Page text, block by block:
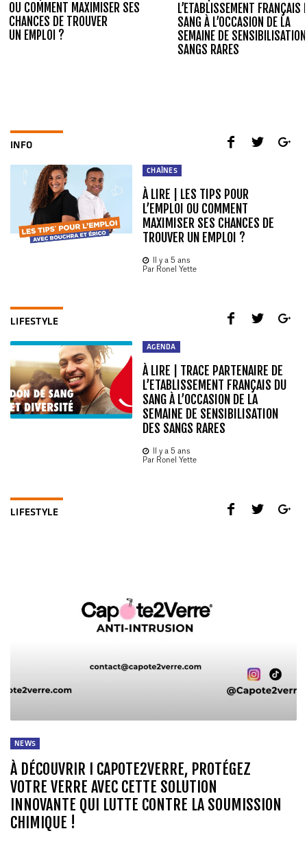
OU COMMENT MAXIMISER SES
CHANCES DE TROUVER
UN EMPLOI ?
L’ETABLISSEMENT FRANÇAIS
SANG À L’OCCASION DE LA
SEMAINE DE
SANGS RARES
INFO
CHAÎNES
À LIRE | LES TIPS POUR
L’EMPLOI OU COMMENT
MAXIMISER SES CHANCES DE
TROUVER UN EMPLOI ?
Il y a 5 ans
Par Ronel Yette
LIFESTYLE
AGENDA
À LIRE | TRACE PARTENAIRE DE
L’ETABLISSEMENT FRANÇAIS DU
SANG À L’OCCASION DE LA
SEMAINE DE SENSIBILISATION
DES SANGS RARES
Il y a 5 ans
Par Ronel Yette
LIFESTYLE
NEWS
À DÉCOUVRIR I CAPOTE2VERRE, PROTÉGEZ
VOTRE VERRE AVEC CETTE SOLUTION
INNOVANTE QUI LUTTE CONTRE LA SOUMISSION
CHIMIQUE !